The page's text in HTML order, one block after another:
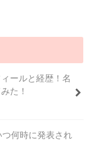
ールと経歴！名
た！
つ何時に発表され